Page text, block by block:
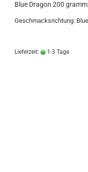
Blue Dragon 200
Geschmacksrichtung:
Lieferzeit: 1-3 Tage